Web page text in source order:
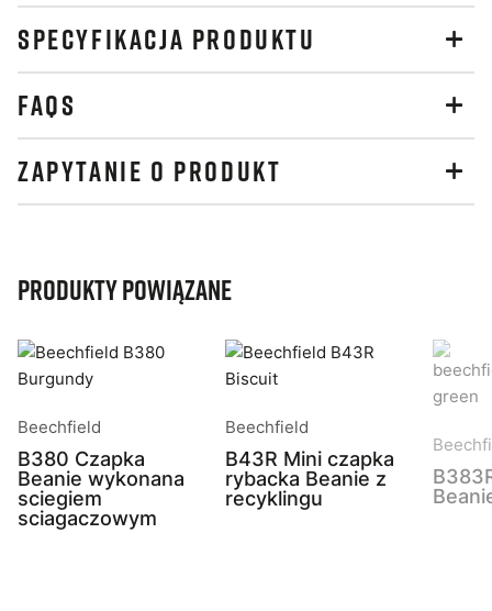
SPECYFIKACJA PRODUKTU
FAQS
ZAPYTANIE O PRODUKT
Produkty powiązane
Beechfield
B380 Czapka
Beanie wykonana
sciegiem
sciagaczowym
Beechfield
B43R Mini czapka
rybacka Beanie z
recyklingu